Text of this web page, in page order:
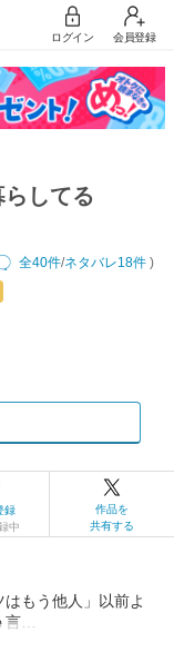
ログイン 会員登録
してる
全40件/ネタバレ18件 )
録
中
作品を
共有する
もう他人」以前よ
言…